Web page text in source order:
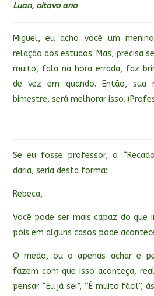
Luan, oitavo ano
Miguel, eu acho você um
relação aos estudos. Mas, precisa
muito, fala na hora errada, faz
de vez em quando. Então, sua
bimestre, será melhorar isso.
Se eu fosse professor, o
daria, seria desta forma:
Rebeca,
Você pode ser mais capaz do que
pois em alguns casos pode
O medo, ou o apenas achar e
fazem com que isso aconteça,
pensar “Eu já sei”, “É muito fácil”,